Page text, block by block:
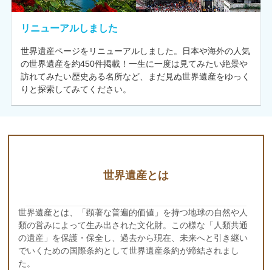
リニューアルしました
世界遺産ページをリニューアルしました。日本や海外の人気
の世界遺産を約450件掲載！一生に一度は見てみたい絶景や
訪れてみたい歴史ある名所など、まだ見ぬ世界遺産をゆっく
りと探索してみてください。
世界遺産とは
世界遺産とは、「顕著な普遍的価値」を持つ地球の自然や人
類の営みによって生み出された文化財。この様な「人類共通
の遺産」を保護・保全し、過去から現在、未来へと引き継い
でいくための国際条約として世界遺産条約が締結されまし
た。